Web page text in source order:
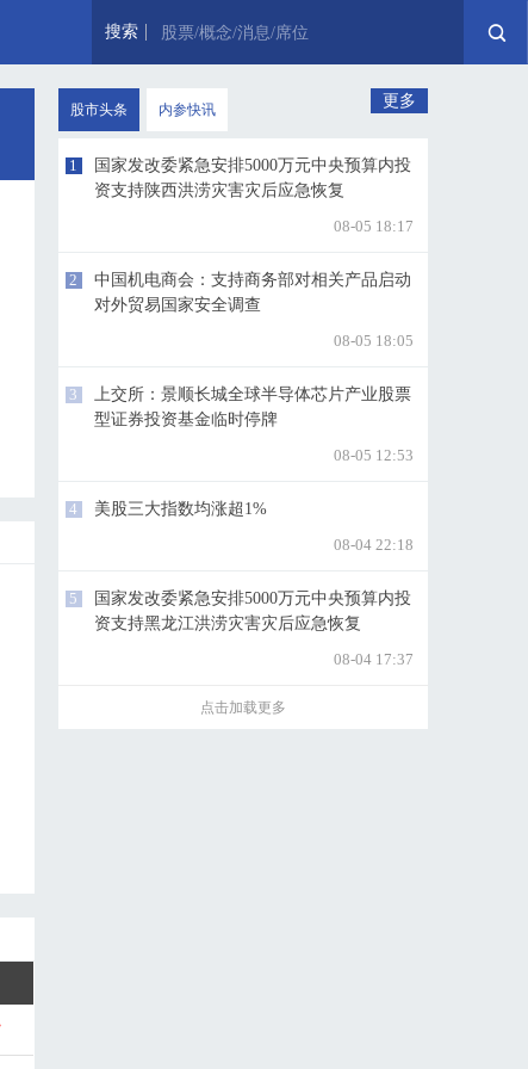
搜索 股票/概念/消息/席位
股市头条 内参快讯 更多
1
国家发改委紧急安排5000万元中央预算内投
资支持陕西洪涝灾害灾后应急恢复
08-05 18:17
2
中国机电商会：支持商务部对相关产品启动
对外贸易国家安全调查
08-05 18:05
3
上交所：景顺长城全球半导体芯片产业股票
型证券投资基金临时停牌
08-05 12:53
4
美股三大指数均涨超1%
08-04 22:18
5
国家发改委紧急安排5000万元中央预算内投
资支持黑龙江洪涝灾害灾后应急恢复
08-04 17:37
点击加载更多